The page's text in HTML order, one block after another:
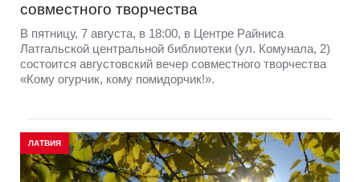
совместного творчества
В пятницу, 7 августа, в 18:00, в Центре Райниса
Латгальской центральной библиотеки (ул. Комунала, 2)
состоится августовский вечер совместного творчества
«Кому огурчик, кому помидорчик!».
ЛАТВИЯ